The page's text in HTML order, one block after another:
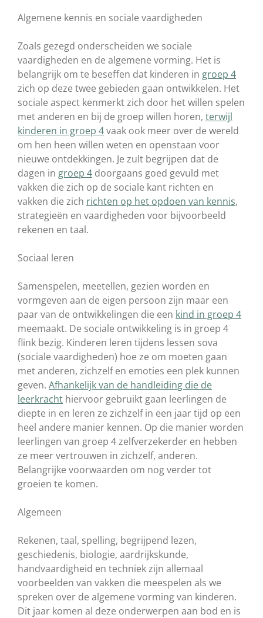
Algemene kennis en sociale vaardigheden
Zoals gezegd onderscheiden we sociale
vaardigheden en de algemene vorming. Het is
belangrijk om te beseffen dat kinderen in groep 4
zich op deze twee gebieden gaan ontwikkelen. Het
sociale aspect kenmerkt zich door het willen spelen
met anderen en bij de groep willen horen, terwijl
kinderen in groep 4vaak ook meer over de wereld
om hen heen willen weten en openstaan voor
nieuwe ontdekkingen. Je zult begrijpen dat de
dagen in groep 4 doorgaans goed gevuld met
vakken die zich op de sociale kant richten en
vakken die zich richten op het opdoen van kennis,
strategieën en vaardigheden voor bijvoorbeeld
rekenen en taal.
Sociaal leren
Samenspelen, meetellen, gezien worden en
vormgeven aan de eigen persoon zijn maar een
paar van de ontwikkelingen die een kind in groep 4
meemaakt. De sociale ontwikkeling is in groep 4
flink bezig. Kinderen leren tijdens lessen sova
(sociale vaardigheden) hoe ze om moeten gaan
met anderen, zichzelf en emoties een plek kunnen
geven. Afhankelijk van de handleiding die de
leerkracht hiervoor gebruikt gaan leerlingen de
diepte in en leren ze zichzelf in een jaar tijd op een
heel andere manier kennen. Op die manier worden
leerlingen van groep 4 zelfverzekerder en hebben
ze meer vertrouwen in zichzelf, anderen.
Belangrijke voorwaarden om nog verder tot
groeien te komen.
Algemeen
Rekenen, taal, spelling, begrijpend lezen,
geschiedenis, biologie, aardrijkskunde,
handvaardigheid en techniek zijn allemaal
voorbeelden van vakken die meespelen als we
spreken over de algemene vorming van kinderen.
Dit jaar komen al deze onderwerpen aan bod en is